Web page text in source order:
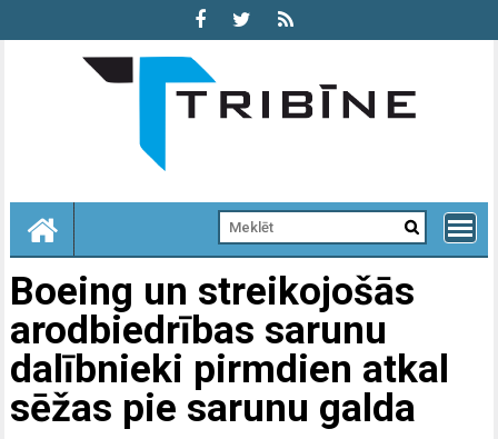
Boeing un streikojošās
arodbiedrības sarunu
dalībnieki pirmdien atkal
sēžas pie sarunu galda